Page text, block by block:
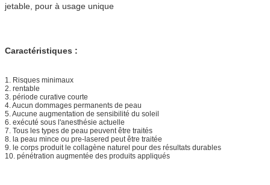
jetable, pour à usage unique
Caractéristiques :
1. Risques minimaux
2. rentable
3. période curative courte
4. Aucun dommages permanents de peau
5. Aucune augmentation de sensibilité du soleil
6. exécuté sous l'anesthésie actuelle
7. Tous les types de peau peuvent être traités
8. la peau mince ou pre-lasered peut être traitée
9. le corps produit le collagène naturel pour des résultats durables
10. pénétration augmentée des produits appliqués